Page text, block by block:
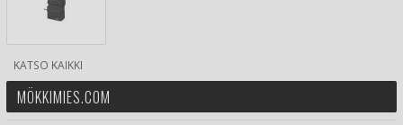
KATSO KAIKKI
MÖKKIMIES.COM